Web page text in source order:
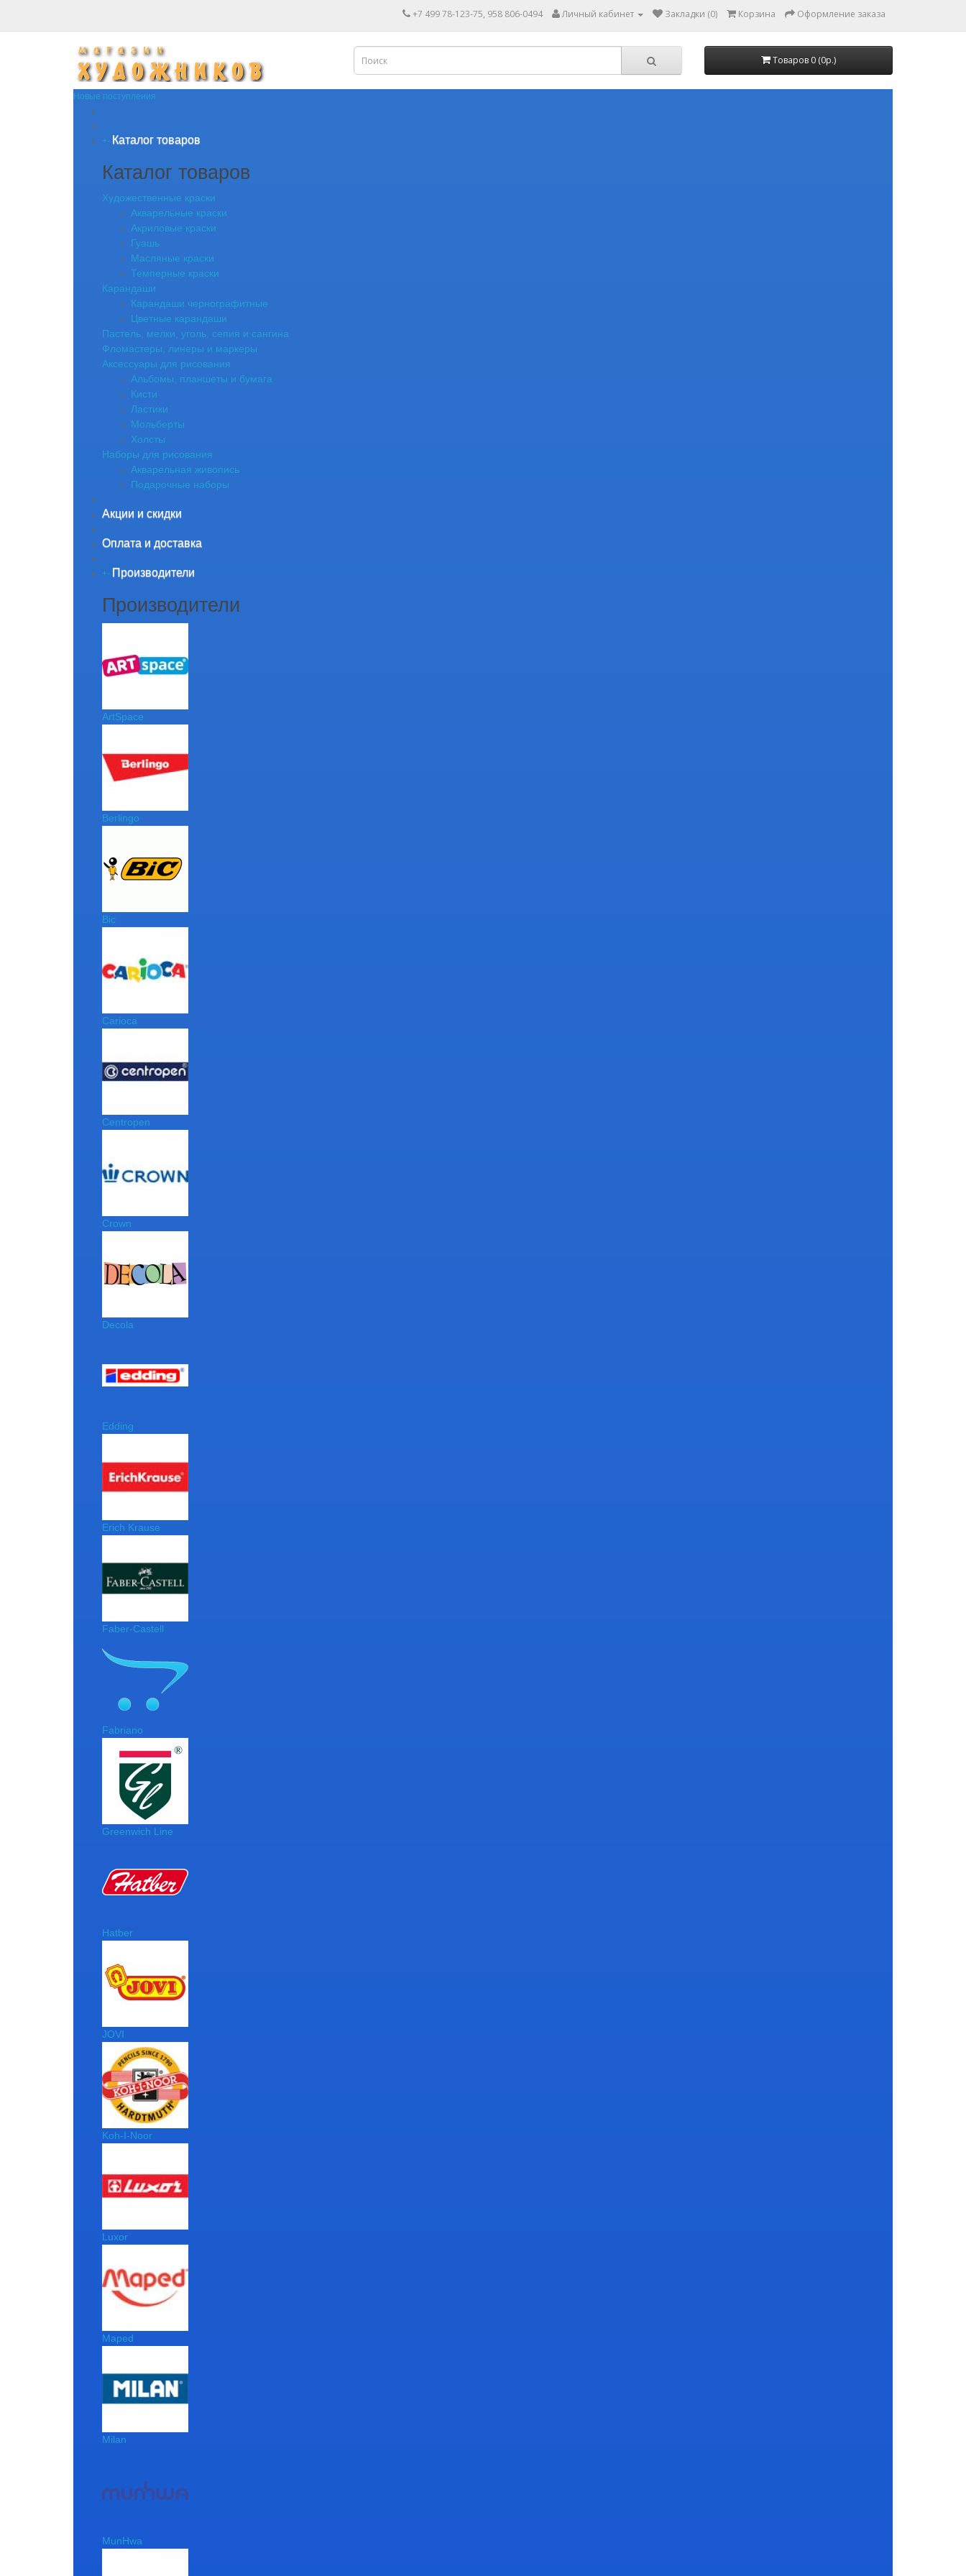
+7 499 78-123-75, 958 806-0494 Личный кабинет Закладки (0) Корзина Оформление заказа
Товаров 0 (0р.)
Новые поступления
+- Каталог товаров
Каталог товаров
Художественные краски
Акварельные краски
Акриловые краски
Гуашь
Масляные краски
Темперные краски
Карандаши
Карандаши чернографитные
Цветные карандаши
Пастель, мелки, уголь, сепия и сангина
Фломастеры, линеры и маркеры
Аксессуары для рисования
Альбомы, планшеты и бумага
Кисти
Ластики
Мольберты
Холсты
Наборы для рисования
Акварельная живопись
Подарочные наборы
Акции и скидки
Оплата и доставка
+- Производители
Производители
ArtSpace
Berlingo
Bic
Carioca
Centropen
Crown
Decola
Edding
Erich Krause
Faber-Castell
Fabriano
Greenwich Line
Hatber
JOVI
Koh-I-Noor
Luxor
Maped
Milan
MunHwa